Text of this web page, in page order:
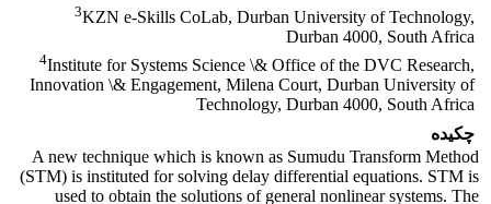
3KZN e-Skills CoLab, Durban University of Technology,
Durban 4000, South Africa
4Institute for Systems Science \& Office of the DVC Research,
Innovation \& Engagement, Milena Court, Durban University of
Technology, Durban 4000, South Africa
چکیده
A new technique which is known as Sumudu Transform Method
(STM) is instituted for solving delay differential equations. STM is
used to obtain the solutions of general nonlinear systems. The